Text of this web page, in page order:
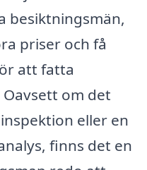
besiktningsmän,
priser och få
att fatta
om det
eller en
finns det en